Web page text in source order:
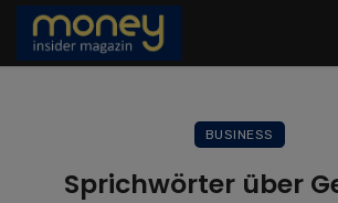
BUSINESS
Sprichwörter über